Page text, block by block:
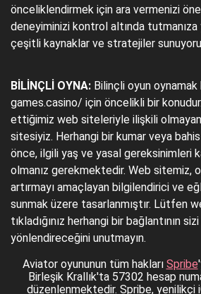
önceliklendirmek için ara vermenizi
deneyiminizi kontrol altında tutmanıza
çeşitli kaynaklar ve stratejiler
BİLİNÇLİ OYNA: Bilinçli oyun
games.casino/ için öncelikli bir
ettiğimiz web siteleriyle ilişkili olmayan
sitesiyiz. Herhangi bir kumar veya
önce, ilgili yaş ve yasal gereksinimleri
olmanız gerekmektedir. Web sitemiz,
artırmayı amaçlayan bilgilendirici ve
sunmak üzere tasarlanmıştır. Lütfen
tıkladığınız herhangi bir bağlantının
yönlendireceğini unutmayın.
Aviator oyununun tüm hakları Spribe
Birleşik Krallık'ta 57302 hesap
düzenlenmektedir. Spribe, yenilikçi